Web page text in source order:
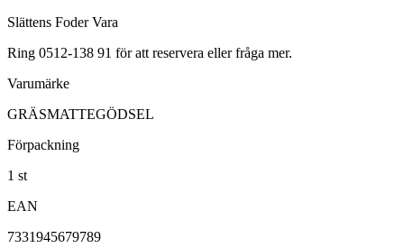
Slättens Foder Vara
Ring 0512-138 91 för att reservera eller fråga mer.
Varumärke
GRÄSMATTEGÖDSEL
Förpackning
1 st
EAN
7331945679789